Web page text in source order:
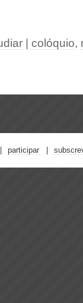
colóquio,
participar